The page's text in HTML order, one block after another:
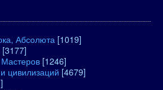
Абсолюта [1019]
[3177]
[1246]
цивилизаций [4679]